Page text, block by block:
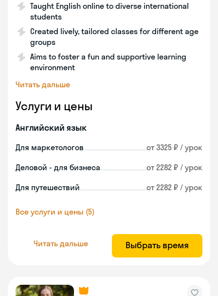
Taught English online to diverse international
students
Created lively, tailored classes for different age
groups
Aims to foster a fun and supportive learning
environment
Читать дальше
Услуги и цены
Английский язык
Для маркетологов от 3325 ₽ / урок
Деловой - для бизнеса от 2282 ₽ / урок
Для путешествий от 2282 ₽ / урок
Все услуги и цены (5)
Читать дальше Выбрать время